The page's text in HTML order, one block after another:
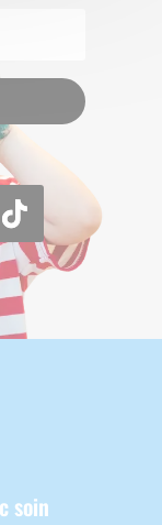
soin